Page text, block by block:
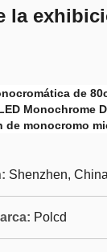
la
de
Monochrome
monocromo
Shenzhen, China
Polcd